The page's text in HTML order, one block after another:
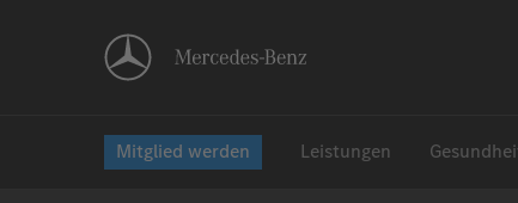
Mitglied werden Leistungen